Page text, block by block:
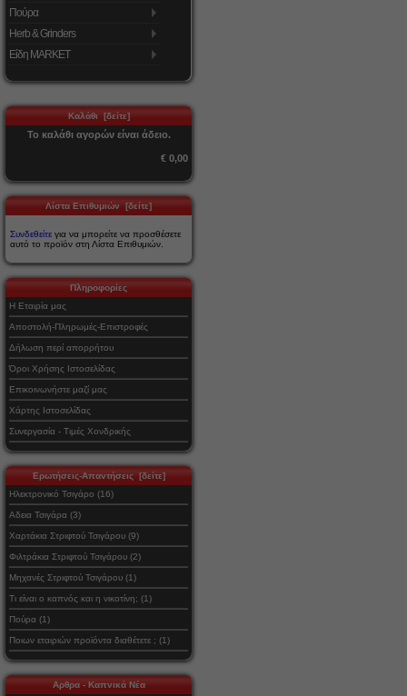
Πούρα
Herb & Grinders
Είδη MARKET
Καλάθι [δείτε]
Το καλάθι αγορών είναι άδειο.
€ 0,00
Λίστα Επιθυμιών [δείτε]
Συνδεθείτε για να μπορείτε να προσθέσετε
αυτό το προϊόν στη Λίστα Επιθυμιών.
Πληροφορίες
Η Εταιρία μας
Αποστολή-Πληρωμές-Επιστροφές
Δήλωση περί απορρήτου
Όροι Χρήσης Ιστοσελίδας
Επικοινωνήστε μαζί μας
Χάρτης Ιστοσελίδας
Συνεργασία - Τιμές Χονδρικής
Ερωτήσεις-Απαντήσεις [δείτε]
Ηλεκτρονικό Τσιγάρο (16)
Αδεια Τσιγάρα (3)
Χαρτάκια Στριφτού Τσιγάρου (9)
Φιλτράκια Στριφτού Τσιγάρου (2)
Μηχανές Στριφτού Τσιγάρου (1)
Τι είναι ο καπνός και η νικοτίνη; (1)
Πούρα (1)
Ποιων εταιριών προϊόντα διαθέτετε ; (1)
Αρθρα - Καπνικά Νέα